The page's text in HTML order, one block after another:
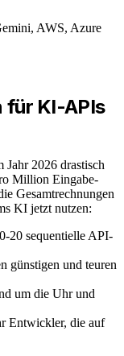
AWS, Azure
für KI-APIs
2026 drastisch
Million Eingabe-
Gesamtrechnungen
KI jetzt nutzen:
20 sequentielle API-
günstigen und teuren
um die Uhr und
Entwickler, die auf